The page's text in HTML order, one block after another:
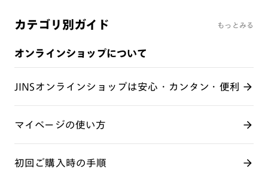
カテゴリ別ガイド もっとみる
オンラインショップについて
JINSオンラインショップは安心・カンタン・便利
マイページの使い方
初回ご購入時の手順